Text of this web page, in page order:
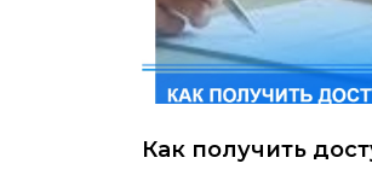
Как получить